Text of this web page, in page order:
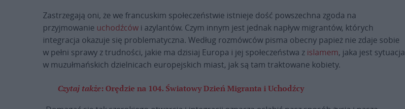
Zastrzegają oni, że we francuskim społeczeństwie istnieje dość powszechna zgoda na
przyjmowanie uchodźców i azylantów. Czym innym jest jednak napływ migrantów, których
integracja okazuje się problematyczna. Według rozmówców pisma obecny papież nie zdaje sobie
w pełni sprawy z trudności, jakie ma dzisiaj Europa i jej społeczeństwa z islamem, jaka jest sytuacja
w muzułmańskich dzielnicach europejskich miast, jak są tam traktowane kobiety.
Czytaj także: Orędzie na 104. Światowy Dzień Migranta i Uchodźcy